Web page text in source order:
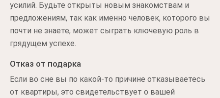
усилий. Будьте открыты новым знакомствам и
предложениям, так как именно человек, которого вы
почти не знаете, может сыграть ключевую роль в
грядущем успехе.
Отказ от подарка
Если во сне вы по какой-то причине отказываетесь
от квартиры, это свидетельствует о вашей